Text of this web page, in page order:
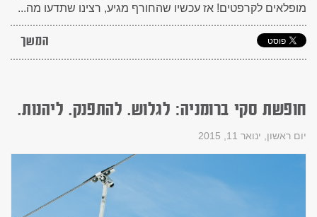
מופלאים לקרפטים! אז עכשיו שהחורף מגיע, רצינו שתדעו מה...
המשך
חופשת סקי ברומניה: לגלוש. להתפנק. ליהנות.
יום ראשון, ינואר 11, 2015